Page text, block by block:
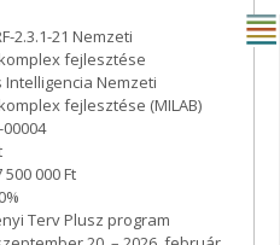
2.3.1-21 Nemzeti
fejlesztése
Nemzeti
fejlesztése (MILAB)
00004
500 000 Ft
Terv Plusz program